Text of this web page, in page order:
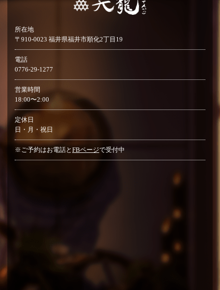
所在地
〒910-0023 福井県福井市順化2丁目19
電話
0776-29-1277
営業時間
18:00〜2:00
定休日
日・月・祝日
※ご予約はお電話と FBページで受付中